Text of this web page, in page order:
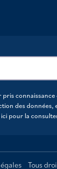
pris
des données,
pour la
Tous